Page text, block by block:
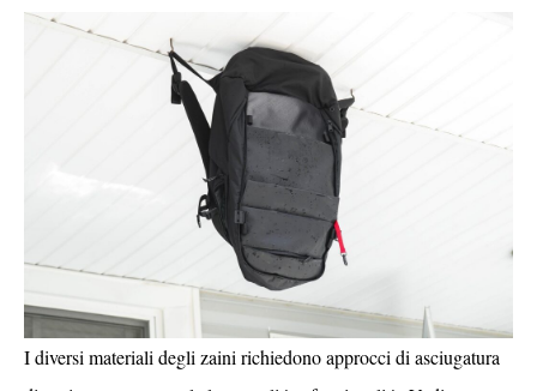
I diversi materiali degli zaini richiedono approcci di asciugatura